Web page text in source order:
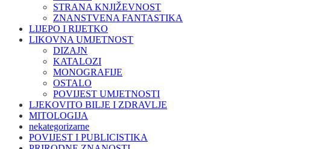
STRANA KNJIŽEVNOST
ZNANSTVENA FANTASTIKA
LIJEPO I RIJETKO
LIKOVNA UMJETNOST
DIZAJN
KATALOZI
MONOGRAFIJE
OSTALO
POVIJEST UMJETNOSTI
LJEKOVITO BILJE I ZDRAVLJE
MITOLOGIJA
nekategorizarne
POVIJEST I PUBLICISTIKA